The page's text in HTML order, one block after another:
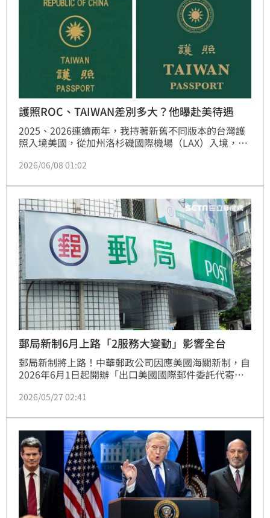
護照ROC、TAIWAN差別多大？他曝赴美待遇
2025、2026連續兩年，我持著新舊不同版本的台灣護
照入境美國，從加州洛杉磯國際機場（LAX）入境，再
2026/06/08 01:02
郵局新制6月上路「2服務大變動」影響全台
郵局新制將上路！中華郵政公司因應美國海關新制，自
2026年6月1日起開辦「出口美國國際郵件委託代寄件
件。未來台灣民眾想寄送「商品」到美國，可透過
費等相關費用，一併納入郵資。
2026/05/27 02:41